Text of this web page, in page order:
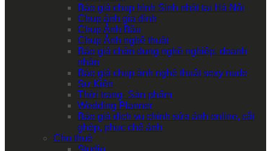
Báo giá chụp hình Sinh nhật tại Hà Nội
Chụp ảnh gia đình
Chụp Ảnh Bầu
Chụp Ảnh nghệ thuật
Báo giá chân dung nghề nghiệp, doanh
nhân
Báo giá chụp ảnh nghệ thuật sexy nude
Sự Kiện
Thời trang- Sản phẩm
Wedding Planner
Báo giá dịch vụ chỉnh sửa ảnh online, cắt
ghép, phục chế ảnh
Cho thuê
Studio